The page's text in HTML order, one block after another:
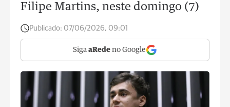
Filipe Martins, neste domingo (7)
Publicado: 07/06/2026, 09:01
Siga aRede no Google